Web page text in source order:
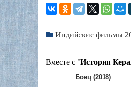
Индийские фильмы
Вместе с "История
Боец (2018)